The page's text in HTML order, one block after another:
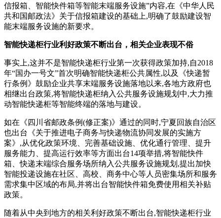
信报箱、智能快件箱等智能末端服务设施”内容,在《中华人民
共和国邮政法》关于信报箱建设的基础上,明确了鼓励建设智
能末端服务设施的新要求。
智能快递柜行业利好政策不断出台，相关企业表现不俗
事实上,这并不是智能快递柜行业第一次获得政策加持,自2018
年“国办一号文”首次明确智能快递柜公共属性,以及《快递暂
行条例》鼓励企业共享末端服务设施落地以来,各地方政府也
相继出台政策,将智能快递柜纳入公共服务设施规划中,大力推
动智能快递柜等智能终端的落地与建设。
如在《四川省邮政条例(修正案)》通过的同时,宁夏回族自治区
也出台《关于推进电子商务与快递物流协同发展的实施方
案》,从优化政策环境、完善基础设施、优化通行管理、提升
服务能力、提高运行效率等方面出台14项举措,将智能快件
箱、快递末端综合服务场所纳入公共服务设施规划,提出加快
智能投递设施在社区、高校、商务中心等人员密集场所和服务
需求集中区域的布局,并将出台智能快件箱免费使用相关补贴
政策。
随着从中央到地方的相关利好政策不断出台,智能快递柜行业